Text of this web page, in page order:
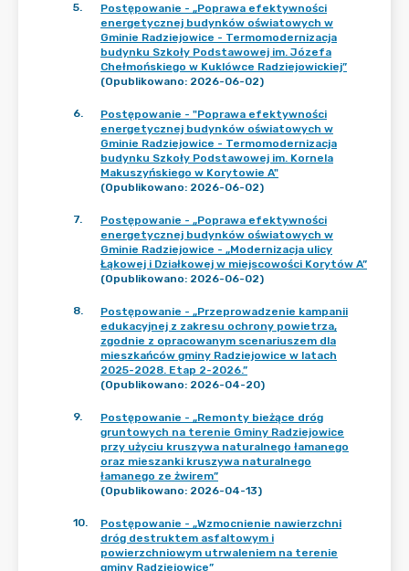
5.
Postępowanie - „Poprawa efektywności
energetycznej budynków oświatowych w
Gminie Radziejowice - Termomodernizacja
budynku Szkoły Podstawowej im. Józefa
Chełmońskiego w Kuklówce Radziejowickiej”
(Opublikowano: 2026-06-02)
6.
Postępowanie - "Poprawa efektywności
energetycznej budynków oświatowych w
Gminie Radziejowice - Termomodernizacja
budynku Szkoły Podstawowej im. Kornela
Makuszyńskiego w Korytowie A"
(Opublikowano: 2026-06-02)
7.
Postępowanie - „Poprawa efektywności
energetycznej budynków oświatowych w
Gminie Radziejowice - „Modernizacja ulicy
Łąkowej i Działkowej w miejscowości Korytów A”
(Opublikowano: 2026-06-02)
8.
Postępowanie - „Przeprowadzenie kampanii
edukacyjnej z zakresu ochrony powietrza,
zgodnie z opracowanym scenariuszem dla
mieszkańców gminy Radziejowice w latach
2025-2028. Etap 2-2026.”
(Opublikowano: 2026-04-20)
9.
Postępowanie - „Remonty bieżące dróg
gruntowych na terenie Gminy Radziejowice
przy użyciu kruszywa naturalnego łamanego
oraz mieszanki kruszywa naturalnego
łamanego ze żwirem”
(Opublikowano: 2026-04-13)
10.
Postępowanie - „Wzmocnienie nawierzchni
dróg destruktem asfaltowym i
powierzchniowym utrwaleniem na terenie
gminy Radziejowice”